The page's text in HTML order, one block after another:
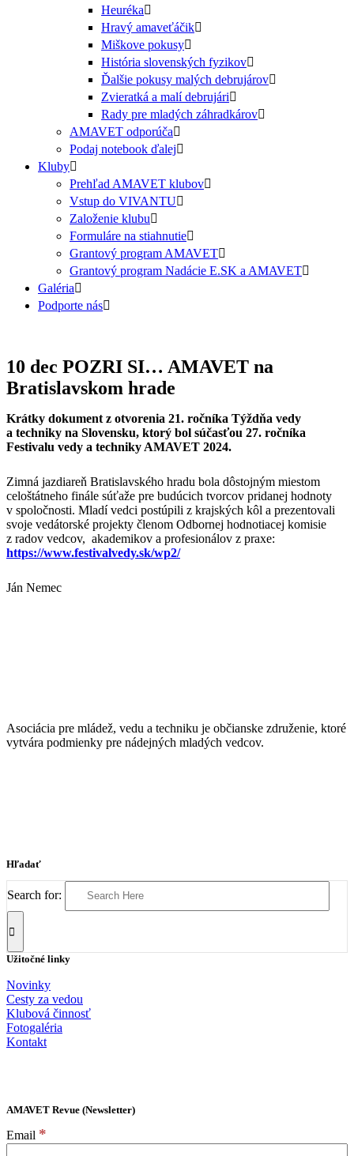
Heuréka
Hravý amaveťáčik
Miškove pokusy
História slovenských fyzikov
Ďalšie pokusy malých debrujárov
Zvieratká a malí debrujári
Rady pre mladých záhradkárov
AMAVET odporúča
Podaj notebook ďalej
Kluby
Prehľad AMAVET klubov
Vstup do VIVANTU
Založenie klubu
Formuláre na stiahnutie
Grantový program AMAVET
Grantový program Nadácie E.SK a AMAVET
Galéria
Podporte nás
10 dec POZRI SI… AMAVET na
Bratislavskom hrade
Krátky dokument z otvorenia 21. ročníka Týždňa vedy
a techniky na Slovensku, ktorý bol súčasťou 27. ročníka
Festivalu vedy a techniky AMAVET 2024.
Zimná jazdiareň Bratislavského hradu bola dôstojným miestom
celoštátneho finále súťaže pre budúcich tvorcov pridanej hodnoty
v spoločnosti. Mladí vedci postúpili z krajských kôl a prezentovali
svoje vedátorské projekty členom Odbornej hodnotiacej komisie
z radov vedcov, akademikov a profesionálov z praxe:
https://www.festivalvedy.sk/wp2/
Ján Nemec
Asociácia pre mládež, vedu a techniku je občianske združenie, ktoré
vytvára podmienky pre nádejných mladých vedcov.
Hľadať
Search for:
Užitočné linky
Novinky
Cesty za vedou
Klubová činnosť
Fotogaléria
Kontakt
AMAVET Revue (Newsletter)
Email *